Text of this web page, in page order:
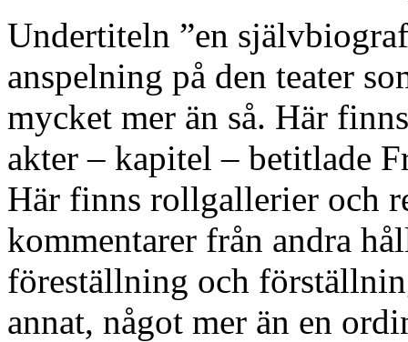
Undertiteln ”en
anspelning på den teater
mycket mer än så. Här
akter – kapitel – betitlade
Här finns rollgallerier och
kommentarer från andra
föreställning och
annat, något mer än en